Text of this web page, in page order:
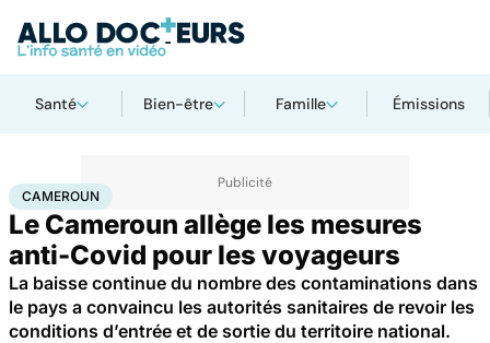
Santé Bien-être Famille Émissions
AccueilSanté Société Santé publiqueCameroun
CAMEROUN
Le Cameroun allège les mesures
anti-Covid pour les voyageurs
La baisse continue du nombre des contaminations dans
le pays a convaincu les autorités sanitaires de revoir les
conditions d’entrée et de sortie du territoire national.